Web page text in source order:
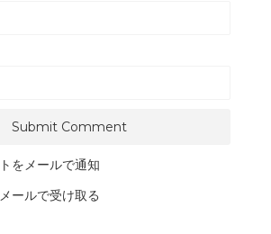
をメールで通知
ールで受け取る